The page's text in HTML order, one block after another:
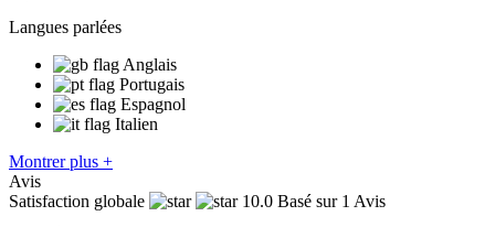
Langues parlées
Anglais
Portugais
Espagnol
Italien
Montrer plus +
Avis
Satisfaction globale
10.0 Basé sur 1 Avis